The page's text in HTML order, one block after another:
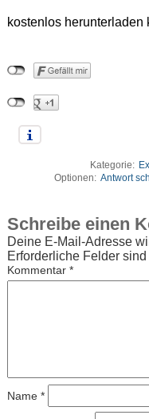
kostenlos herunterladen
Kategorie:
Optionen: Antwort
Schreibe einen
Deine E-Mail-Adresse
Erforderliche Felder
Kommentar *
Name *